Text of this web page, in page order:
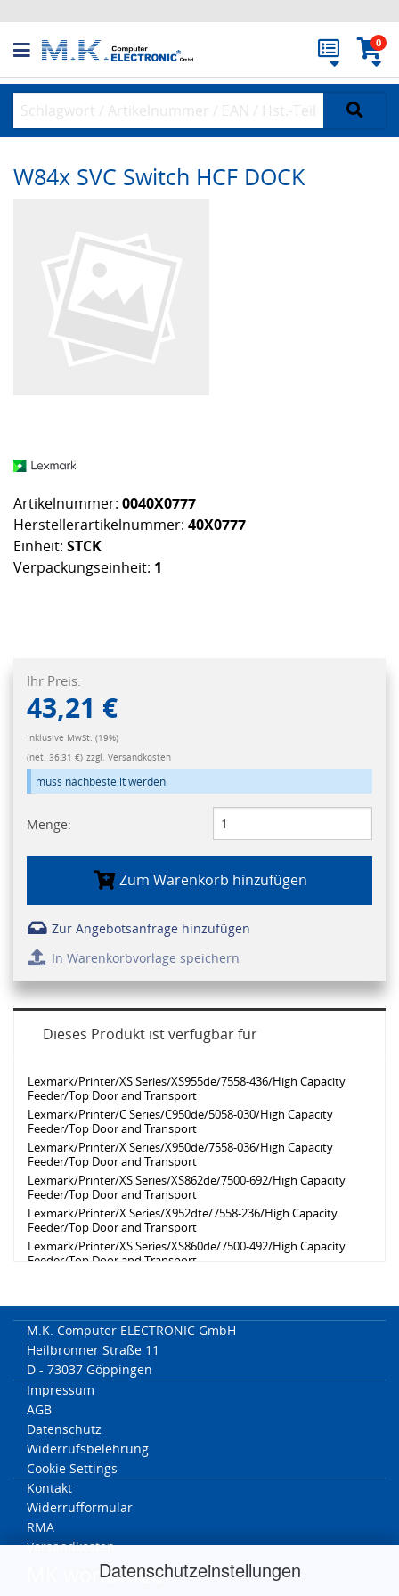
Datenschutzeinstellungen
0
W84x SVC Switch HCF DOCK
Artikelnummer: 0040X0777
Herstellerartikelnummer: 40X0777
Einheit: STCK
Verpackungseinheit: 1
Ihr Preis:
43,21 €
Inklusive MwSt. (19%)
(net. 36,31 €) zzgl. Versandkosten
muss nachbestellt werden
Menge:
Zum Warenkorb hinzufügen
Zur Angebotsanfrage hinzufügen
In Warenkorbvorlage speichern
Dieses Produkt ist verfügbar für
Lexmark/Printer/XS Series/XS955de/7558-436/High Capacity
Feeder/Top Door and Transport
Lexmark/Printer/C Series/C950de/5058-030/High Capacity
Feeder/Top Door and Transport
Lexmark/Printer/X Series/X950de/7558-036/High Capacity
Feeder/Top Door and Transport
Lexmark/Printer/XS Series/XS862de/7500-692/High Capacity
Feeder/Top Door and Transport
Lexmark/Printer/X Series/X952dte/7558-236/High Capacity
Feeder/Top Door and Transport
Lexmark/Printer/XS Series/XS860de/7500-492/High Capacity
Feeder/Top Door and Transport
Feeder/Top Door and Transport
M.K. Computer ELECTRONIC GmbH
Heilbronner Straße 11
D - 73037 Göppingen
Impressum
AGB
Datenschutz
Widerrufsbelehrung
Cookie Settings
Kontakt
Widerrufformular
RMA
Versandkosten
MK worldwide